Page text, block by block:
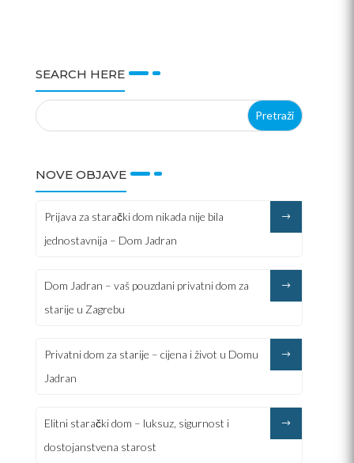
SEARCH HERE
NOVE OBJAVE
Prijava za starački dom nikada nije bila
jednostavnija – Dom Jadran
Dom Jadran – vaš pouzdani privatni dom za
starije u Zagrebu
Privatni dom za starije – cijena i život u Domu
Jadran
Elitni starački dom – luksuz, sigurnost i
dostojanstvena starost